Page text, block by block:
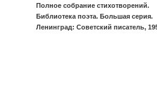
Полное собрание стихотворений.
Библиотека поэта. Большая серия.
Ленинград: Советский писатель,